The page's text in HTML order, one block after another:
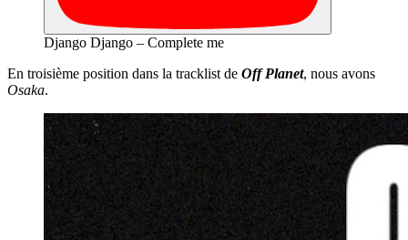
Django Django – Complete me
En troisième position dans la tracklist de Off Planet, nous avons
Osaka.